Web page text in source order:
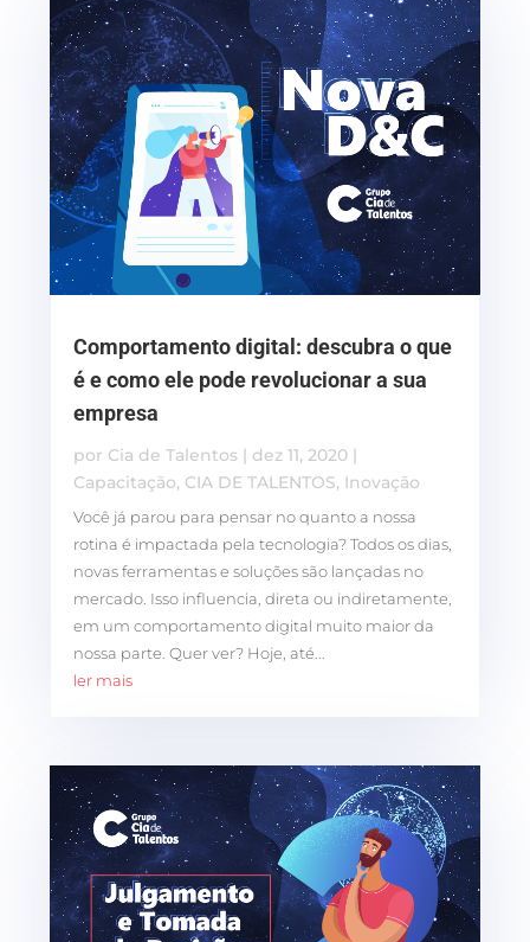
Comportamento digital: descubra o que
é e como ele pode revolucionar a sua
empresa
por Cia de Talentos| dez 11, 2020|
Capacitação, CIA DE TALENTOS, Inovação
Você já parou para pensar no quanto a nossa
rotina é impactada pela tecnologia? Todos os dias,
novas ferramentas e soluções são lançadas no
mercado. Isso influencia, direta ou indiretamente,
em um comportamento digital muito maior da
nossa parte. Quer ver? Hoje, até...
ler mais